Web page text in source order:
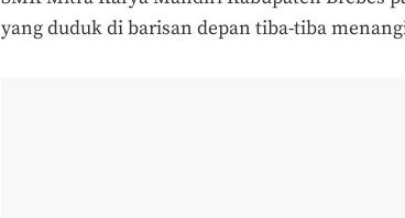
yang duduk di barisan depan tiba-tiba